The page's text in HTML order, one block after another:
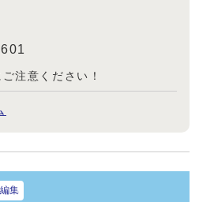
注意ください！
編集